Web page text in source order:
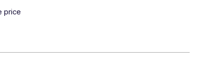
price